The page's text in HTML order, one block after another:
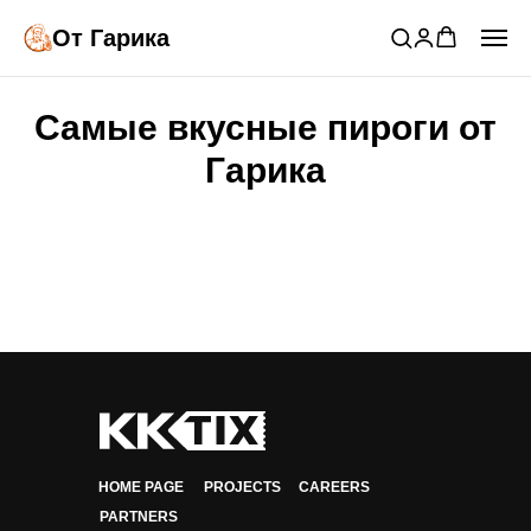
От Гарика
Самые вкусные пироги от
Гарика
HOME PAGE PROJECTS
CAREERS
PARTNERS